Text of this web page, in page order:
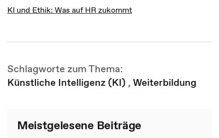
KI und Ethik: Was auf HR zukommt
Schlagworte zum Thema:
Künstliche Intelligenz (KI) , Weiterbildung
Meistgelesene Beiträge